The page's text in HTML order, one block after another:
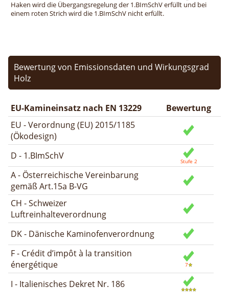
Haken wird die Übergangsregelung der 1.BImSchV erfüllt und bei
einem roten Strich wird die 1.BImSchV nicht erfüllt.
Bewertung von Emissionsdaten und Wirkungsgrad
Holz
EU-Kamineinsatz nach EN 13229
Bewertung
EU - Verordnung (EU) 2015/1185
(Ökodesign)
D - 1.BImSchV
A - Österreichische Vereinbarung
gemäß Art.15a B-VG
CH - Schweizer
Luftreinhalteverordnung
DK - Dänische Kaminofenverordnung
F - Crédit d’impôt à la transition
énergétique
I - Italienisches Dekret Nr. 186